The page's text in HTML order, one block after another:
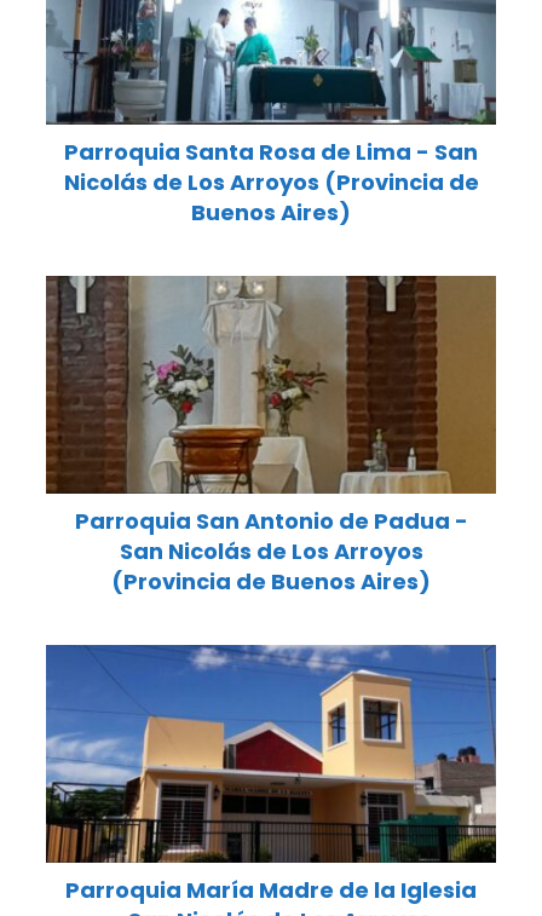
Parroquia Santa Rosa de Lima - San
Nicolás de Los Arroyos (Provincia de
Buenos Aires)
Parroquia San Antonio de Padua -
San Nicolás de Los Arroyos
(Provincia de Buenos Aires)
Parroquia María Madre de la Iglesia